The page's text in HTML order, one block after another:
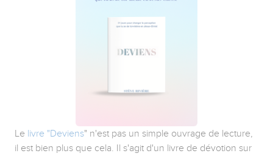
Le livre "Deviens" n'est pas un simple ouvrage de lecture,
il est bien plus que cela. Il s'agit d'un livre de dévotion sur